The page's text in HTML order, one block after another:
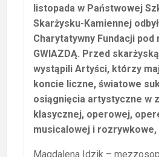
listopada w Państwowej
Skarżysku-Kamiennej
Charytatywny Fundacji pod
GWIAZDĄ. Przed
wystąpili Artyści, którzy
koncie liczne, światowe
osiągnięcia artystyczne w
klasycznej, operowej,
musicalowej i rozrywkowe,
Magdalena Idzik –